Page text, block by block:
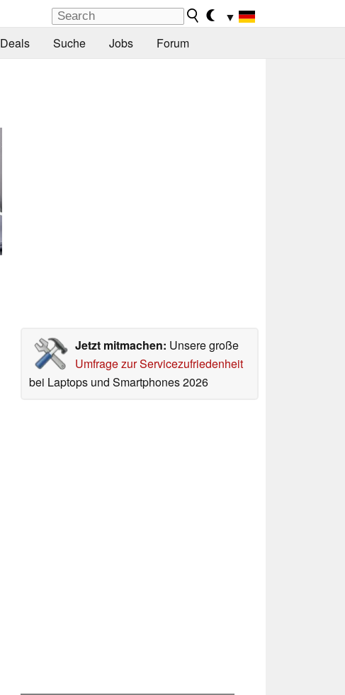
▼
Deals Suche Jobs Forum
Jetzt mitmachen: Unsere große
Umfrage zur Servicezufriedenheit
bei Laptops und Smartphones 2026